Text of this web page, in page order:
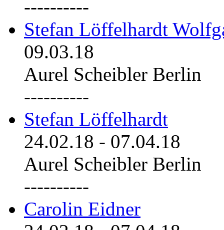
----------
Stefan Löffelhardt
09.03.18
Aurel Scheibler Berlin
----------
Stefan Löffelhardt
24.02.18 - 07.04.18
Aurel Scheibler Berlin
----------
Carolin Eidner